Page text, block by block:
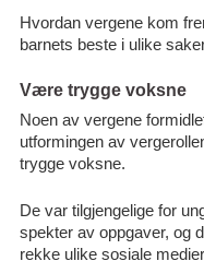
Hvordan vergene kom
barnets beste i ulike
Være trygge voksne
Noen av vergene
utformingen av
trygge voksne.
De var tilgjengelige for
spekter av oppgaver, og
rekke ulike sosiale